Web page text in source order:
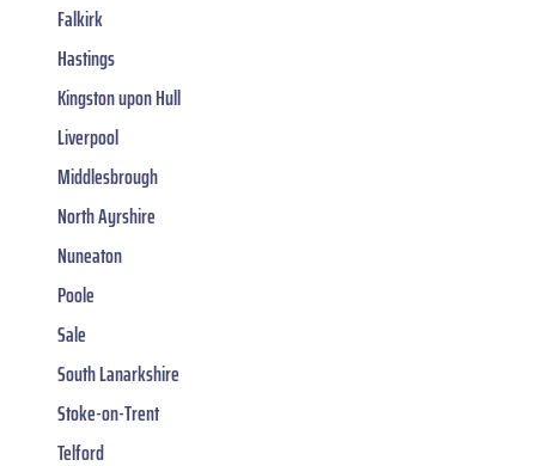
Falkirk
Hastings
Kingston upon Hull
Liverpool
Middlesbrough
North Ayrshire
Nuneaton
Poole
Sale
South Lanarkshire
Stoke-on-Trent
Telford